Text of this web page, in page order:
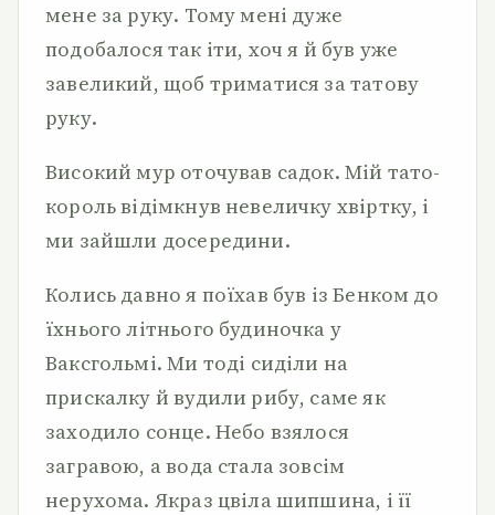
мене за руку. Тому мені дуже
подобалося так іти, хоч я й був уже
завеликий, щоб триматися за татову
руку.
Високий мур оточував садок. Мій тато-
король відімкнув невеличку хвіртку, і
ми зайшли досередини.
Колись давно я поїхав був із Бенком до
їхнього літнього будиночка у
Ваксгольмі. Ми тоді сиділи на
прискалку й вудили рибу, саме як
заходило сонце. Небо взялося
загравою, а вода стала зовсім
нерухома. Якраз цвіла шипшина, і її